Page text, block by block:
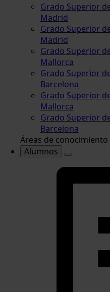
Grado Superior
Madrid
Grado Superior
Madrid
Grado Superior
Mallorca
Grado Superior
Barcelona
Grado Superior
Mallorca
Grado Superior
Barcelona
Áreas de conocimiento
Alumnos